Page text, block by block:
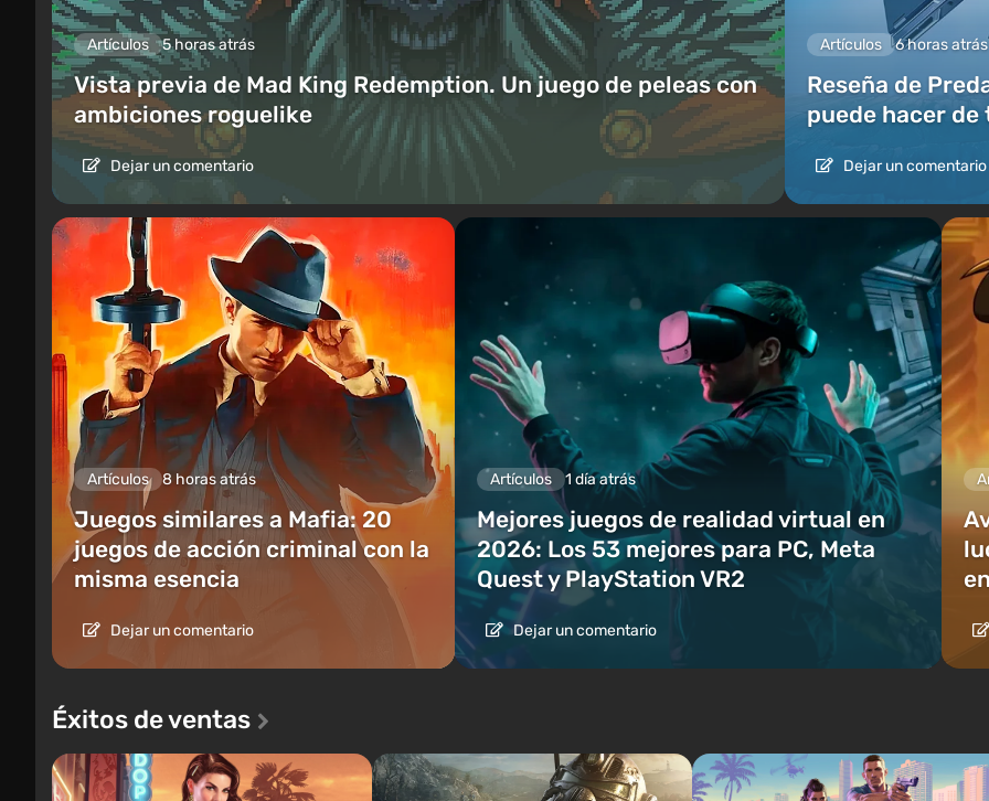
Artículos 5 horas atrás
Vista previa de Mad King Redemption. Un juego de peleas con
ambiciones roguelike
Dejar un comentario
Artículos 6 horas atrás
Reseña de
puede hacer de
Dejar un comentario
Artículos 8 horas atrás
Juegos similares a Mafia: 20
juegos de acción criminal con la
misma esencia
Dejar un comentario
Artículos 1 día atrás
Mejores juegos de realidad virtual en
2026: Los 53 mejores para PC, Meta
Quest y PlayStation VR2
Dejar un comentario
Éxitos de ventas